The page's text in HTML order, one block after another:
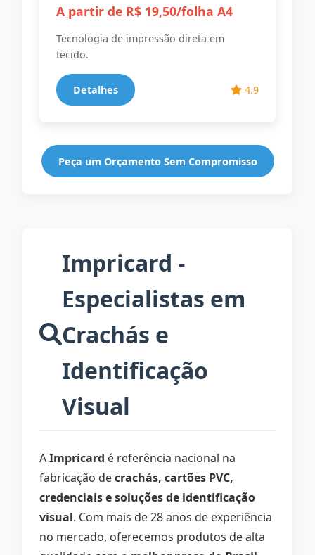
A partir de R$ 19,50/folha A4
Tecnologia de impressão direta em
tecido.
Detalhes 4.9
Peça um Orçamento Sem Compromisso
Impricard -
Especialistas em
Crachás e
Identificação
Visual
AImpricard é referência nacional na
fabricação decrachás, cartões PVC,
credenciais e soluções de identificação
visual. Com mais de 28 anos de experiência
no mercado, oferecemos produtos de alta